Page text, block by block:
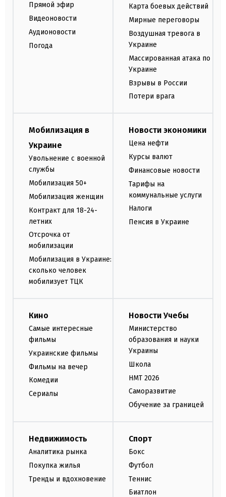
Прямой эфир
Видеоновости
Аудионовости
Погода
Карта боевых действий
Мирные переговоры
Воздушная тревога в
Украине
Массированная атака по
Украине
Взрывы в России
Потери врага
Мобилизация в
Украине
Увольнение с военной
службы
Мобилизация 50+
Мобилизация женщин
Контракт для 18-24-
летних
Отсрочка от
мобилизации
Мобилизация в Украине:
сколько человек
мобилизует ТЦК
Новости экономики
Цена нефти
Курсы валют
Финансовые новости
Тарифы на
коммунальные услуги
Налоги
Пенсия в Украине
Кино
Самые интересные
фильмы
Украинские фильмы
Фильмы на вечер
Комедии
Сериалы
Новости Учебы
Министерство
образования и науки
Украины
Школа
НМТ 2026
Саморазвитие
Обучение за границей
Недвижимость
Аналитика рынка
Покупка жилья
Тренды и вдохновение
Спорт
Бокс
Футбол
Теннис
Биатлон